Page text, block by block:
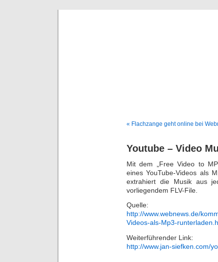
« Flachzange geht online bei
Youtube – Video
Mit dem „Free Video to
eines YouTube-Videos als
extrahiert die Musik aus
vorliegendem FLV-File.
Quelle:
http://www.webnews.de/
Videos-als-Mp3-
Weiterführender Link:
http://www.jan-siefken.com/